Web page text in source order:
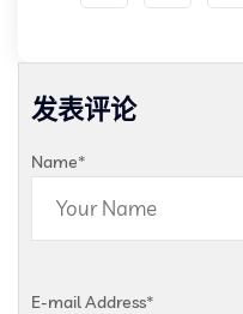
发表评论
Name*
E-mail Address*